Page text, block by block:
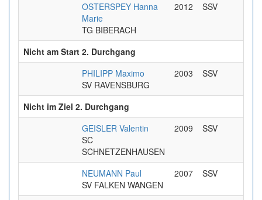
OSTERSPEY Hanna
Marie
TG BIBERACH
2012 SSV
Nicht am Start 2. Durchgang
PHILIPP Maximo
SV RAVENSBURG
2003 SSV
Nicht im Ziel 2. Durchgang
GEISLER Valentin
SC
SCHNETZENHAUSEN
2009 SSV
NEUMANN Paul
SV FALKEN WANGEN
2007 SSV